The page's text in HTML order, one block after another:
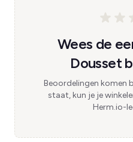
Wees de
Dousset
Beoordelingen komen
staat, kun je je
Herm.io-